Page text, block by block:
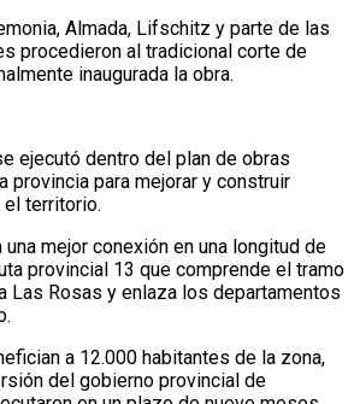
Almada, Lifschitz y parte de las
procedieron al tradicional corte de
inaugurada la obra.
ejecutó dentro del plan de obras
provincia para mejorar y construir
territorio.
mejor conexión en una longitud de
provincial 13 que comprende el tramo
Las Rosas y enlaza los departamentos
a 12.000 habitantes de la zona,
del gobierno provincial de